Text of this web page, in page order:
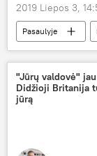
2019 Liepos 3,
Pasaulyje
Pentagonas
grėsmė
"Jūrų valdovė"
Didžioji Britanija
jūrą